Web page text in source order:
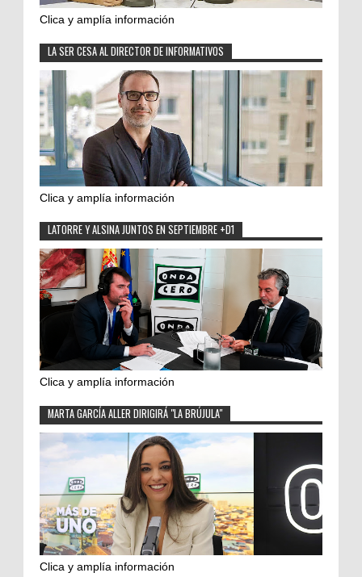
Clica y amplía información
LA SER CESA AL DIRECTOR DE INFORMATIVOS
Clica y amplía información
LATORRE Y ALSINA JUNTOS EN SEPTIEMBRE +D1
Clica y amplía información
MARTA GARCÍA ALLER DIRIGIRÁ "LA BRÚJULA"
Clica y amplía información